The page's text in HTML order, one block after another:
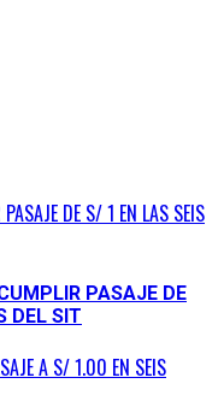
DE S/ 1 EN LAS SEIS
PASAJE DE
DEL SIT
A S/ 1.00 EN SEIS